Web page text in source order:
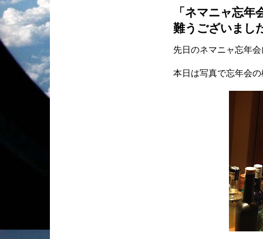
「ネマニャ忘
難うございまし
先日のネマニャ忘年
本日は写真で忘年会